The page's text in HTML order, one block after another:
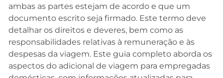
ambas as partes estejam de acordo e que um
documento escrito seja firmado. Este termo deve
detalhar os direitos e deveres, bem como as
responsabilidades relativas à remuneração e às
despesas da viagem. Este guia completo aborda os
aspectos do adicional de viagem para empregadas